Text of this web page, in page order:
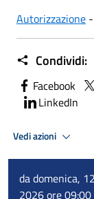
Autorizzazione -
Condividi:
Facebook
LinkedIn
Vedi azioni
da domenica,
2026 ore 09:00